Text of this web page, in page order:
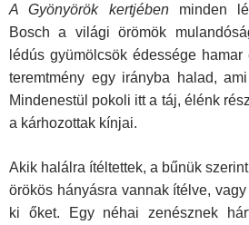
A Gyönyörök kertjében minden
Bosch a világi örömök
lédús gyümölcsök édessége
teremtmény egy irányba halad,
Mindenestül pokoli itt a táj, élénk
a kárhozottak kínjai.
Akik halálra ítéltettek, a bűnük
örökös hányásra vannak ítélve,
ki őket. Egy néhai zenésznek